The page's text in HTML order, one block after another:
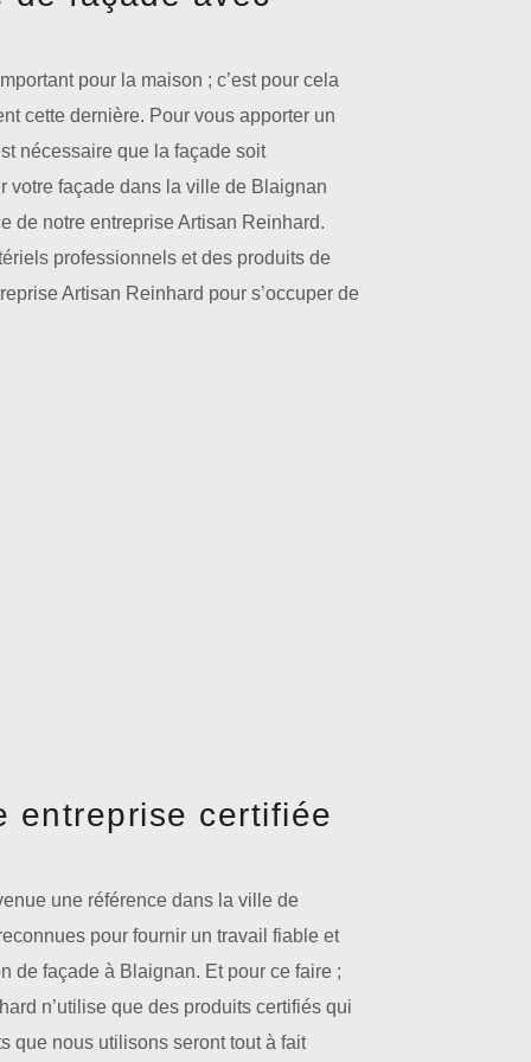
pour la maison ; c’est pour cela
cette dernière. Pour vous apporter un
nécessaire que la façade soit
votre façade dans la ville de Blaignan
de notre entreprise Artisan Reinhard.
professionnels et des produits de
Artisan Reinhard pour s’occuper de
entreprise certifiée
une référence dans la ville de
pour fournir un travail fiable et
de façade à Blaignan. Et pour ce faire ;
n’utilise que des produits certifiés qui
que nous utilisons seront tout à fait